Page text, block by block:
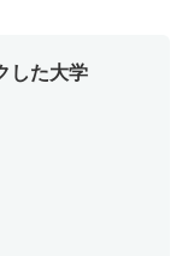
した大学